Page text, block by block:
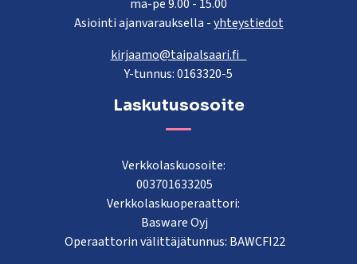
ma-pe 9.00 - 15.00
Asiointi ajanvarauksella -yhteystiedot
kirjaamo@taipalsaari.fi
Y-tunnus: 0163320-5
Laskutusosoite
Verkkolaskuosoite:
003701633205
Verkkolaskuoperaattori:
Basware Oyj
Operaattorin välittäjätunnus: BAWCFI22